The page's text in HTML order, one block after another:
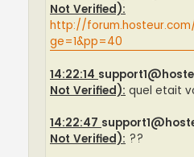
Not Verified):
http://
ge=1&pp=40
14:22:14
Not Verified): quel etait
14:22:47
Not Verified): ??